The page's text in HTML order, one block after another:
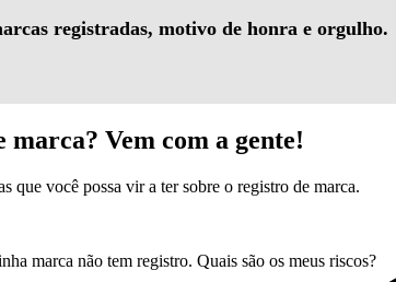
registradas, motivo de honra e orgulho.
Vem com a gente!
que você possa vir a ter sobre o registro de marca.
marca não tem registro. Quais são os meus riscos?